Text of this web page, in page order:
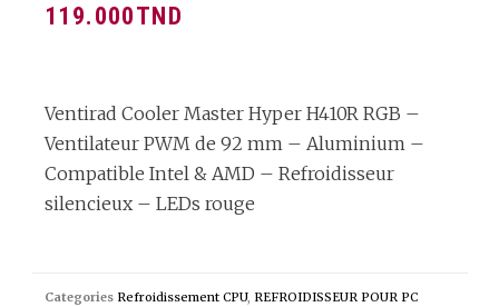
119.000TND
Ventirad Cooler Master Hyper H410R RGB –
Ventilateur PWM de 92 mm – Aluminium –
Compatible Intel & AMD – Refroidisseur
silencieux – LEDs rouge
Categories Refroidissement CPU, REFROIDISSEUR POUR PC